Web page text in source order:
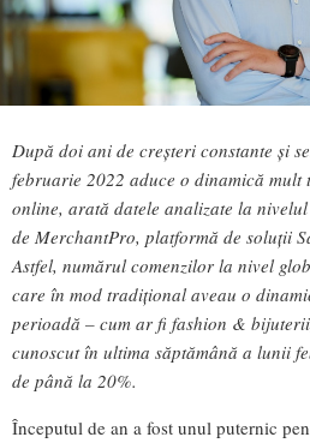
După doi ani de creșteri constante și
februarie 2022 aduce o dinamică
online, arată datele analizate la
de MerchantPro, platformă de soluții
Astfel, numărul comenzilor la nivel
care în mod tradițional aveau o
perioadă – cum ar fi fashion &
cunoscut în ultima săptămână a lunii
de până la 20%.
Începutul de an a fost unul puternic